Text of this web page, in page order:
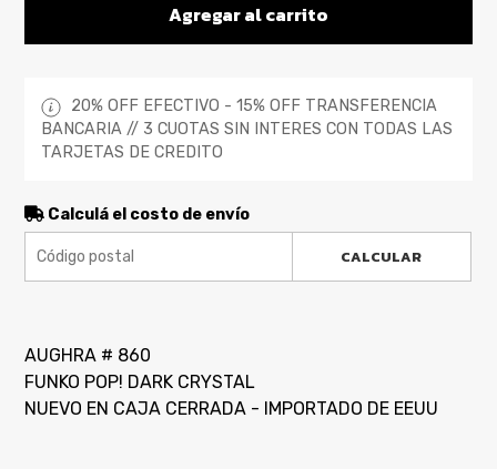
Agregar al carrito
20% OFF EFECTIVO - 15% OFF TRANSFERENCIA
BANCARIA // 3 CUOTAS SIN INTERES CON TODAS LAS
TARJETAS DE CREDITO
Calculá el costo de envío
CALCULAR
AUGHRA # 860
FUNKO POP! DARK CRYSTAL
NUEVO EN CAJA CERRADA - IMPORTADO DE EEUU